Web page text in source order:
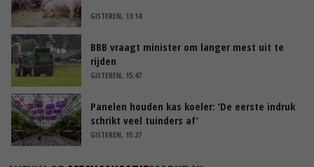
GISTEREN, 13:14
BBB vraagt minister om langer mest uit te
rijden
GISTEREN, 15:47
Panelen houden kas koeler: ‘De eerste indruk
schrikt veel tuinders af’
GISTEREN, 15:27